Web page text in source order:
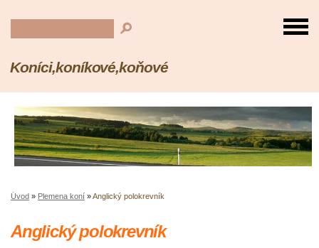
Koníci,koníkové,koňové
Úvod » Plemena koní »Anglický polokrevník
Anglický polokrevník